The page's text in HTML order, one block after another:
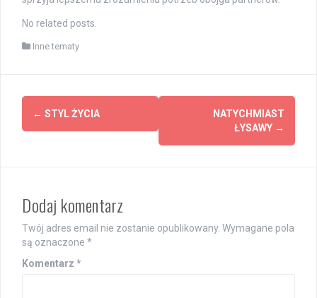
No related posts.
Inne tematy
Post
navigation
← STYL ŻYCIA
NATYCHMIAST
ŁYSAWY →
Dodaj komentarz
Twój adres email nie zostanie opublikowany. Wymagane pola
są oznaczone *
Komentarz *